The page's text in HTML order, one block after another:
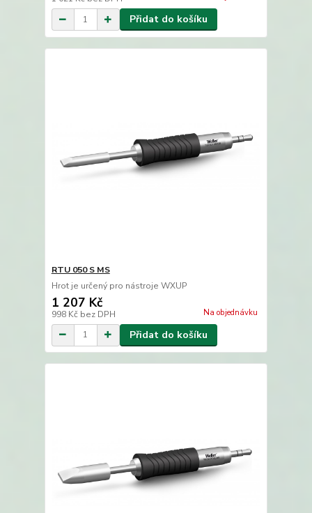
Přidat do košíku
RTU 050 S MS
Hrot je určený pro nástroje WXUP
1 207 Kč
998 Kč bez DPH Na objednávku
Přidat do košíku